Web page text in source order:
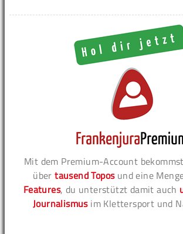
Mit dem Premium-Account
übertausend Toposund eine
Features, du unterstützt damit auch
Journalismusim Klettersport und